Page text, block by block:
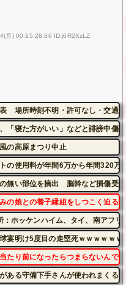
月) 00:15:28.66 ID:j6R2XzLZ
場所時刻不明・許可なし・交通
「寝た方がいい」などと誹謗中傷
の高原まつり中止
の使用料が年間6万から年間320万
無い部位を摘出 脳幹など損傷受
の娘との養子縁組をしつこく迫
ホッケンハイム、タイ、南アフ
宴明け5度目の走塁死ｗｗｗｗｗｗ
たり前になったらつまらないんで
ある守備下手さんが使われまくる